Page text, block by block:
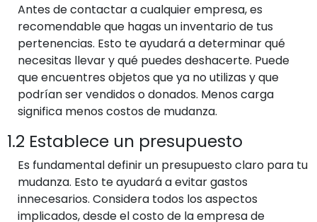
Antes de contactar a cualquier empresa, es
recomendable que hagas un inventario de tus
pertenencias. Esto te ayudará a determinar qué
necesitas llevar y qué puedes deshacerte. Puede
que encuentres objetos que ya no utilizas y que
podrían ser vendidos o donados. Menos carga
significa menos costos de mudanza.
1.2 Establece un presupuesto
Es fundamental definir un presupuesto claro para tu
mudanza. Esto te ayudará a evitar gastos
innecesarios. Considera todos los aspectos
implicados, desde el costo de la empresa de